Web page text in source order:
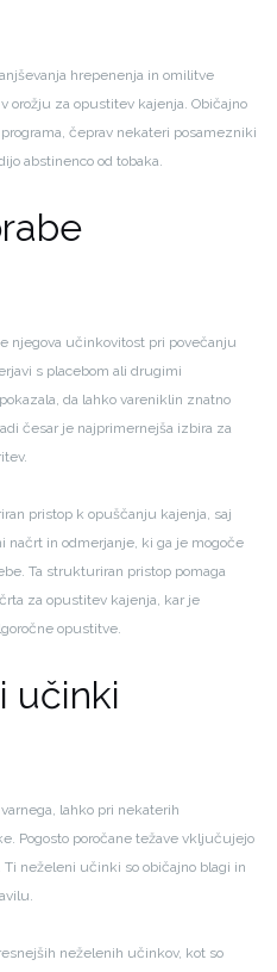
hrepenenja in omilitve
orožju za opustitev kajenja. Običajno
čeprav nekateri posamezniki
abstinenco od tobaka.
njegova učinkovitost pri povečanju
s placebom ali drugimi
da lahko vareniklin znatno
česar je najprimernejša izbira za
pristop k opuščanju kajenja, saj
načrt in odmerjanje, ki ga je mogoče
Ta strukturiran pristop pomaga
za opustitev kajenja, kar je
opustitve.
učinki
lahko pri nekaterih
Pogosto poročane težave vključujejo
neželeni učinki so običajno blagi in
neželenih učinkov, kot so